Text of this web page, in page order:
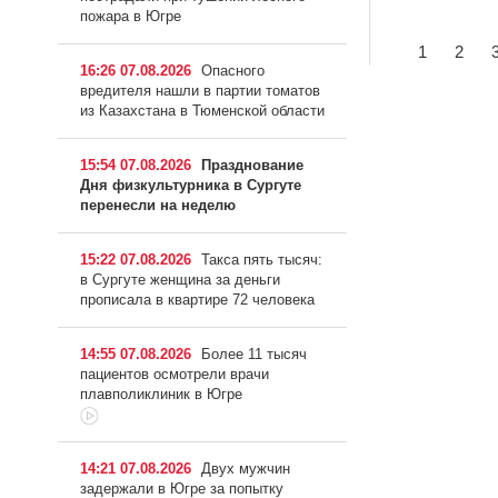
1 2
пожара в Югре
16:26 07.08.2026 Опасного
вредителя нашли в партии томатов
из Казахстана в Тюменской области
15:54 07.08.2026
Празднование
Дня физкультурника в Сургуте
перенесли на неделю
15:22 07.08.2026 Такса пять тысяч:
в Сургуте женщина за деньги
прописала в квартире 72 человека
14:55 07.08.2026
Более 11 тысяч
пациентов осмотрели врачи
плавполиклиник в Югре
14:21 07.08.2026 Двух мужчин
задержали в Югре за попытку